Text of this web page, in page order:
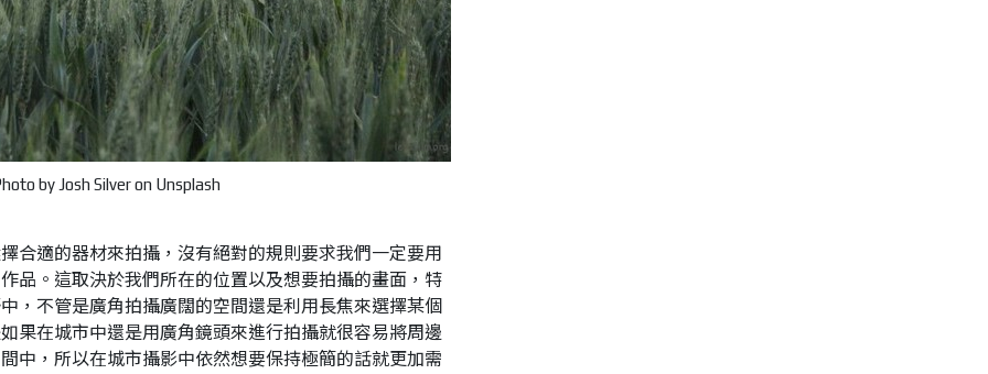
by Josh Silver on Unsplash
合適的器材來拍攝，沒有絕對的規則要求我們一定要用
品。這取決於我們所在的位置以及想要拍攝的畫面，特
，不管是廣角拍攝廣闊的空間還是利用長焦來選擇某個
果在城市中還是用廣角鏡頭來進行拍攝就很容易將周邊
中，所以在城市攝影中依然想要保持極簡的話就更加需